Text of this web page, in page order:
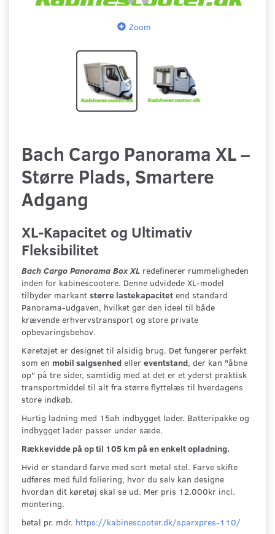
Zoom
Bach Cargo Panorama XL –
Større Plads, Smartere
Adgang
XL-Kapacitet og Ultimativ
Fleksibilitet
Bach Cargo Panorama Box XL redefinerer rummeligheden
inden for kabinescootere. Denne udvidede XL-model
tilbyder markant større lastekapacitet end standard
Panorama-udgaven, hvilket gør den ideel til både
krævende erhvervstransport og store private
opbevaringsbehov.
Køretøjet er designet til alsidig brug. Det fungerer perfekt
som en mobil salgsenhed eller eventstand, der kan "åbne
op" på tre sider, samtidig med at det er et yderst praktisk
transportmiddel til alt fra større flyttelæs til hverdagens
store indkøb.
Hurtig ladning med 15ah indbygget lader. Batteripakke og
indbygget lader passer under sæde.
Rækkevidde på op til 105 km på en enkelt opladning.
Hvid er standard farve med sort metal stel. Farve skifte
udføres med fuld foliering, hvor du selv kan designe
hvordan dit køretøj skal se ud. Mer pris 12.000kr incl.
montering.
betal pr. mdr. https://kabinescooter.dk/sparxpres-110/